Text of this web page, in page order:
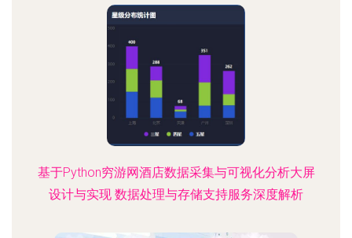
基于Python穷游网酒店数据采集与可视化分析大屏
设计与实现 数据处理与存储支持服务深度解析